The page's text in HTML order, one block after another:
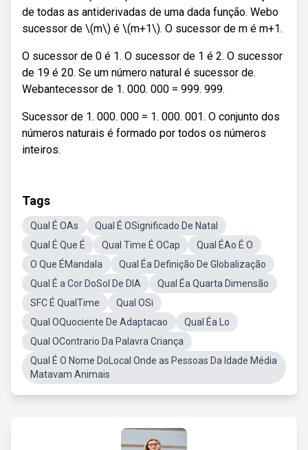
de todas as antiderivadas de uma dada função. Webo
sucessor de \(m\) é \(m+1\). O sucessor de m é m+1.
O sucessor de 0 é 1. O sucessor de 1 é 2. O sucessor
de 19 é 20. Se um número natural é sucessor de.
Webantecessor de 1. 000. 000 = 999. 999.
Sucessor de 1. 000. 000 = 1. 000. 001. O conjunto dos
números naturais é formado por todos os números
inteiros.
Tags
Qual É OAs
Qual É OSignificado De Natal
Qual É Que É
Qual Time É OCap
Qual ÉAo É O
O Que ÉMandala
Qual Éa Definição De Globalização
Qual É a Cor DoSol De DIA
Qual Éa Quarta Dimensão
SFC É QualTime
Qual OSi
Qual OQuociente De Adaptacao
Qual Éa Lo
Qual OContrario Da Palavra Criança
Qual É O Nome DoLocal Onde as Pessoas Da Idade Média
Matavam Animais